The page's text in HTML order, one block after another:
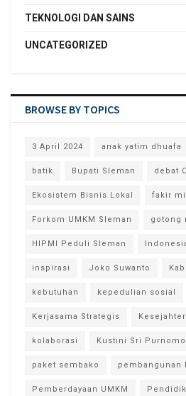
TEKNOLOGI DAN SAINS
UNCATEGORIZED
BROWSE BY TOPICS
3 April 2024 anak yatim dhuafa
batik Bupati Sleman debat
Ekosistem Bisnis Lokal fakir
Forkom UMKM Sleman gotong
HIPMI Peduli Sleman
inspirasi Joko Suwanto
kebutuhan kepedulian sosial
Kerjasama Strategis
kolaborasi Kustini Sri Purnomo
paket sembako pembangunan
Pemberdayaan UMKM